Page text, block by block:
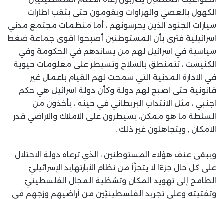
الكهول بالعصي والهراوات ويقومون حتى بثقب اطارات
سيارات الجنود الذين يحرسونهم ، أما منظمات مجتمع مدني
اسرائيلية فترى بأن المستوطنين أصبحوا اقوى جماعة ضغط
سياسية في اسرائيل لهم من يساندهم في الحكومة وفي
الكنيست ، تتمنطق بالسلاح وتسيطر على معلومات حيوية
في الادارة المدنية التي سمحت لهم القيام باعمال غير
قانونية حتى اصبح لهم دولة وكأن دولة اسرائيل هي حكم
اجنبي ، مثل الانتداب البريطاني في حينه ، يأخذون من
السلطة ما هو ممكن، يسيطرون على الاملاك والاراضي قدر
الامكان , ويتجاهلون غير ذلك .
ويبقى عنف هؤلاء المستوطنين ، الذي ترعاه دولة الاحتلال
على كل حال جزءٌا لا يتجزّأ من نظام الأبارتهايد الإسرائيليّ
الطامح إلى تهويد المكان وتشظية المجال الفلسطينيّ
وتفتيته وعلى تجريد الفلسطينيّين من أراضيهم وزجهم في